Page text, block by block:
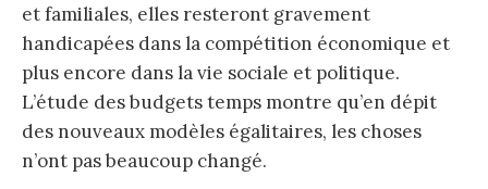
et familiales, elles resteront gravement
handicapées dans la compétition économique et
plus encore dans la vie sociale et politique.
L’étude des budgets temps montre qu’en dépit
des nouveaux modèles égalitaires, les choses
n’ont pas beaucoup changé.